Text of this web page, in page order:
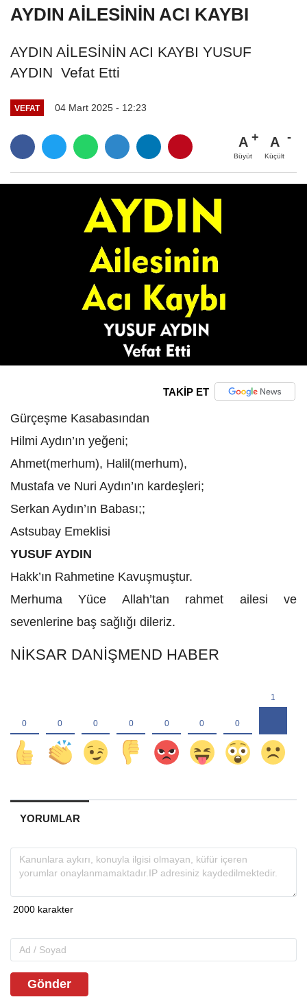
AYDIN AİLESİNİN ACI KAYBI
AYDIN AİLESİNİN ACI KAYBI YUSUF
AYDIN Vefat Etti
VEFAT 04 Mart 2025 - 12:23
A
Büyüt
A
Küçült
TAKİP ET
Gürçeşme Kasabasından
Hilmi Aydın’ın yeğeni;
Ahmet(merhum), Halil(merhum),
Mustafa ve Nuri Aydın’ın kardeşleri;
Serkan Aydın’ın Babası;;
Astsubay Emeklisi
YUSUF AYDIN
Hakk’ın Rahmetine Kavuşmuştur.
Merhuma Yüce Allah’tan rahmet ailesi ve
sevenlerine baş sağlığı dileriz.
NİKSAR DANİŞMEND HABER
YORUMLAR
Gönder